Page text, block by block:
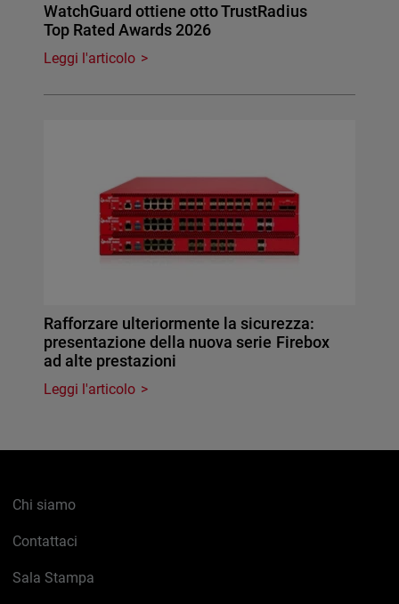
WatchGuard ottiene otto TrustRadius
Top Rated Awards 2026
Leggi l'articolo
Rafforzare ulteriormente la sicurezza:
presentazione della nuova serie Firebox
ad alte prestazioni
Leggi l'articolo
Chi siamo
Contattaci
Sala Stampa